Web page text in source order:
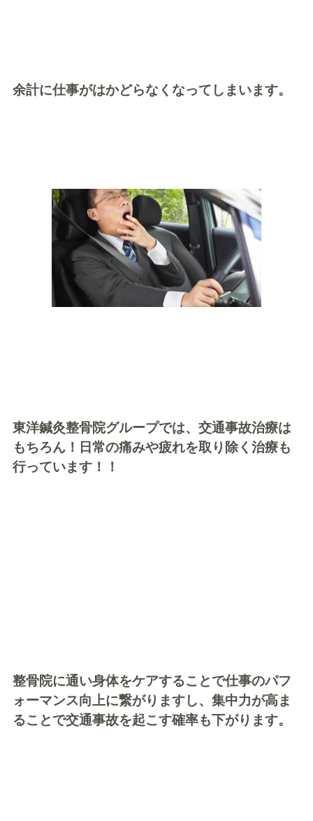
余計に仕事がはかどらなくなってしまいます。
東洋鍼灸整骨院グループでは、交通事故治療は
もちろん！日常の痛みや疲れを取り除く治療も
行っています！！
整骨院に通い身体をケアすることで仕事のパフ
ォーマンス向上に繋がりますし、集中力が高ま
ることで交通事故を起こす確率も下がります。